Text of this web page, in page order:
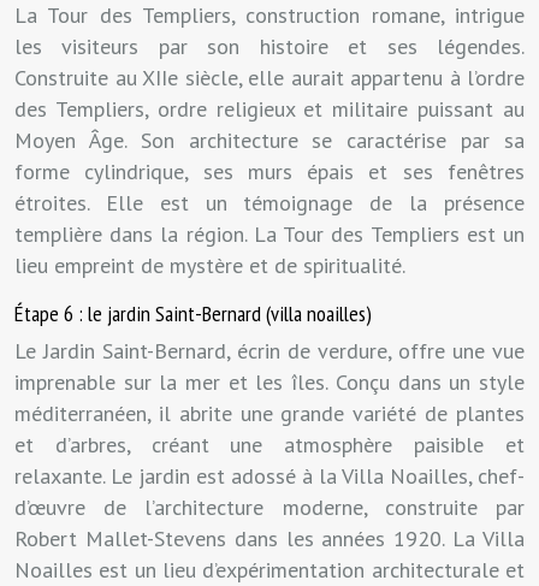
La Tour des Templiers, construction romane, intrigue
les visiteurs par son histoire et ses légendes.
Construite au XIIe siècle, elle aurait appartenu à l’ordre
des Templiers, ordre religieux et militaire puissant au
Moyen Âge. Son architecture se caractérise par sa
forme cylindrique, ses murs épais et ses fenêtres
étroites. Elle est un témoignage de la présence
templière dans la région. La Tour des Templiers est un
lieu empreint de mystère et de spiritualité.
Étape 6 : le jardin Saint-Bernard (villa noailles)
Le Jardin Saint-Bernard, écrin de verdure, offre une vue
imprenable sur la mer et les îles. Conçu dans un style
méditerranéen, il abrite une grande variété de plantes
et d’arbres, créant une atmosphère paisible et
relaxante. Le jardin est adossé à la Villa Noailles, chef-
d’œuvre de l’architecture moderne, construite par
Robert Mallet-Stevens dans les années 1920. La Villa
Noailles est un lieu d’expérimentation architecturale et